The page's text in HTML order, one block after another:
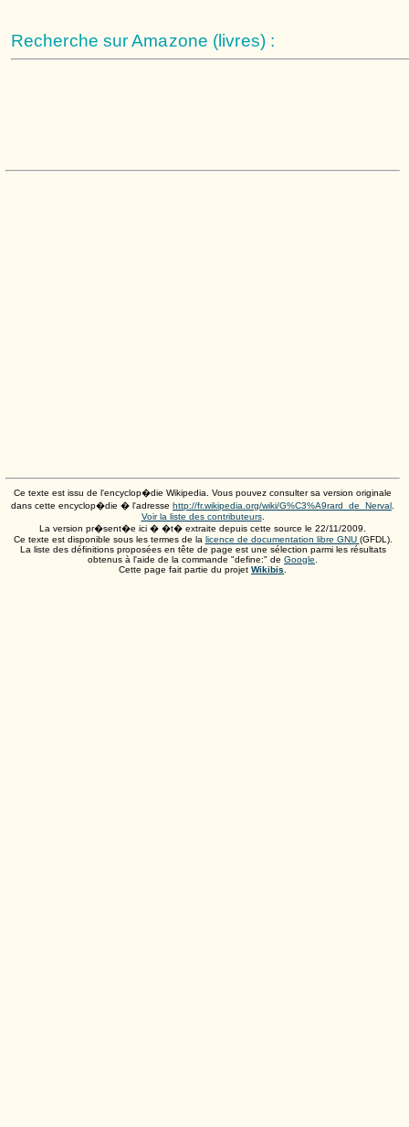
Recherche sur Amazone (livres) :
Ce texte est issu de l'encyclop�die Wikipedia. Vous pouvez consulter sa version originale
dans cette encyclop�die � l'adresse http://fr.wikipedia.org/wiki/G%C3%A9rard_de_Nerval
Voir la liste des contributeurs.
La version pr�sent�e ici � �t� extraite depuis cette source le 22/11/2009
Ce texte est disponible sous les termes de la licence de documentation libre GNU (GFDL).
La liste des définitions proposées en tête de page est une sélection parmi les résultats
obtenus à l'aide de la commande "define:" de Google
Cette page fait partie du projet Wikibis